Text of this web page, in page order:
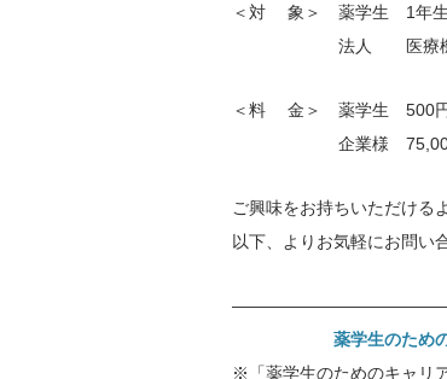
＜対 象＞ 薬学生 1年生
法人 医療機関な
＜料 金＞ 薬学生 500円
企業様 75,000
ご興味をお持ちいただける
以下、よりお気軽にお問い
薬学生のため
※「薬学生のためのキャリ